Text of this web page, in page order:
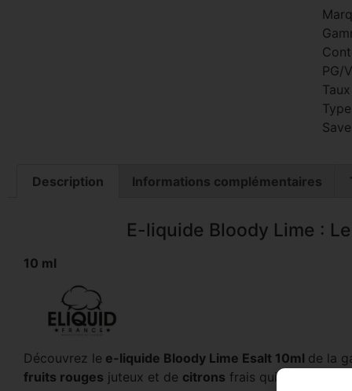
PG/
Description Informations complémentaires
E-liquide Bloody Lime :
10 ml
Découvrez le e-liquide Bloody Lime Esalt 10ml de la
fruits rouges juteux et de citrons frais qui vous